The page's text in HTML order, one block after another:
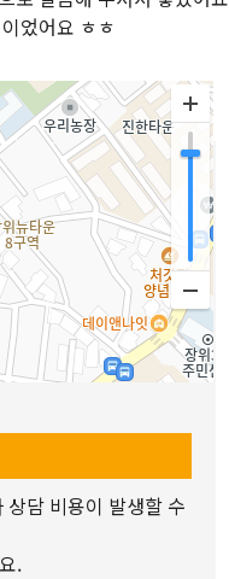
었어요 ㅎㅎ
하는 선생님을 지정
확인해주세요.
.
상담을 진행하면 됩니
담 비용이 발생할 수
.